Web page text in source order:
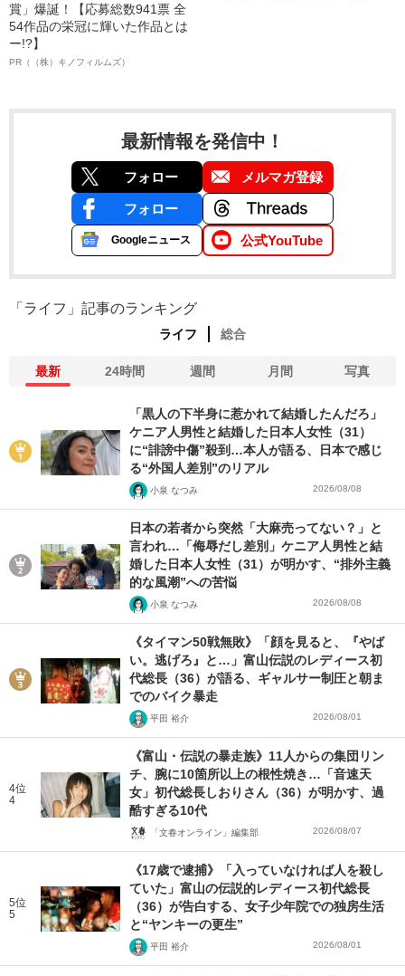
賞」爆誕！【応募総数941票 全
54作品の栄冠に輝いた作品とは
ー!?】
PR（（株）キノフィルムズ）
最新情報を発信中！
フォロー メルマガ登録
フォロー
Googleニュース 公式YouTube
「ライフ」記事のランキング
ライフ 総合
最新 24時間 週間 月間 写真
「黒人の下半身に惹かれて結婚したんだろ」
ケニア人男性と結婚した日本人女性（31）
に“誹謗中傷”殺到…本人が語る、日本で感じ
る“外国人差別”のリアル
小泉 なつみ 2026/08/08
日本の若者から突然「大麻売ってない？」と
言われ…「侮辱だし差別」ケニア人男性と結
婚した日本人女性（31）が明かす、“排外主義
的な風潮”への苦悩
小泉 なつみ 2026/08/08
《タイマン50戦無敗》「顔を見ると、『やば
い。逃げろ』と…」富山伝説のレディース初
代総長（36）が語る、ギャルサー制圧と朝ま
でのバイク暴走
平田 裕介 2026/08/01
4位
4
《富山・伝説の暴走族》11人からの集団リン
チ、腕に10箇所以上の根性焼き…「音速天
女」初代総長しおりさん（36）が明かす、過
酷すぎる10代
「文春オンライン」編集部 2026/08/07
5位
5
《17歳で逮捕》「入っていなければ人を殺し
ていた」富山の伝説的レディース初代総長
（36）が告白する、女子少年院での独房生活
と“ヤンキーの更生”
平田 裕介 2026/08/01